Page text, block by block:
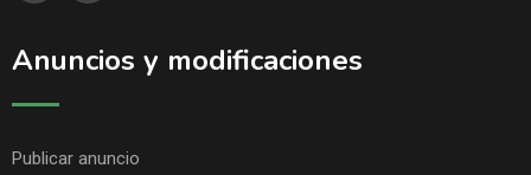
Anuncios y modificaciones
Publicar anuncio